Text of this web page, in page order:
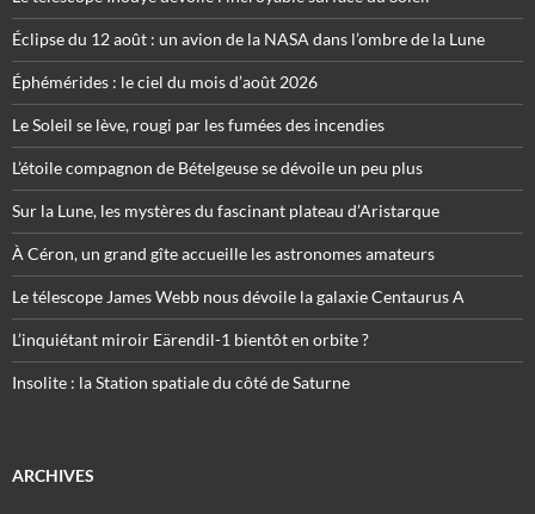
Éclipse du 12 août : un avion de la NASA dans l’ombre de la Lune
Éphémérides : le ciel du mois d’août 2026
Le Soleil se lève, rougi par les fumées des incendies
L’étoile compagnon de Bételgeuse se dévoile un peu plus
Sur la Lune, les mystères du fascinant plateau d’Aristarque
À Céron, un grand gîte accueille les astronomes amateurs
Le télescope James Webb nous dévoile la galaxie Centaurus A
L’inquiétant miroir Eärendil-1 bientôt en orbite ?
Insolite : la Station spatiale du côté de Saturne
ARCHIVES